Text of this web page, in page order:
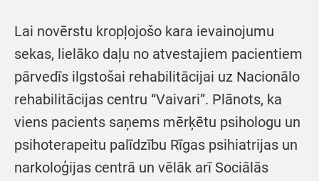
Lai novērstu kropļojošo kara ievainojumu
sekas, lielāko daļu no atvestajiem pacientiem
pārvedīs ilgstošai rehabilitācijai uz Nacionālo
rehabilitācijas centru “Vaivari”. Plānots, ka
viens pacients saņems mērķētu psihologu un
psihoterapeitu palīdzību Rīgas psihiatrijas un
narkoloģijas centrā un vēlāk arī Sociālās